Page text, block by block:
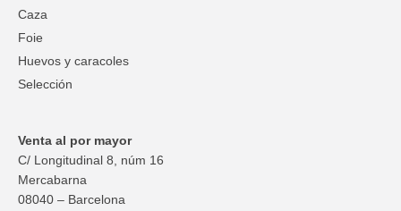
Caza
Foie
Huevos y caracoles
Selección
Venta al por mayor
C/ Longitudinal 8, núm 16
Mercabarna
08040 – Barcelona